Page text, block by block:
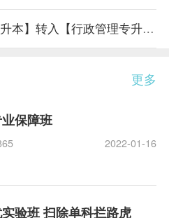
湖北自考【物业管理专升本】转入【行政管理专升本】专业课程顶替表
更多
保障班
2022-01-16
验班 扫除单科拦路虎